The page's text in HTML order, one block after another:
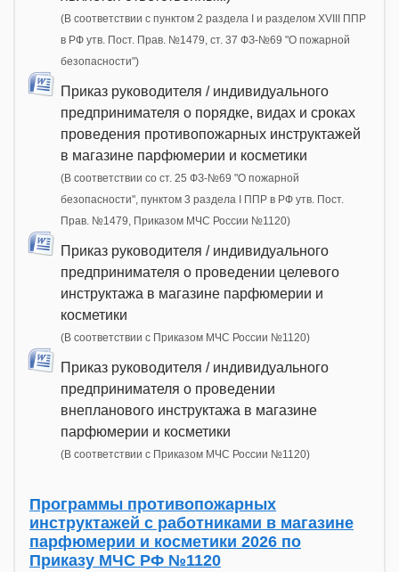
(В соответствии с пунктом 2 раздела I и разделом XVIII ППР
в РФ утв. Пост. Прав. №1479, ст. 37 ФЗ-№69 "О пожарной
безопасности")
Приказ руководителя / индивидуального
предпринимателя о порядке, видах и сроках
проведения противопожарных инструктажей
в магазине парфюмерии и косметики
(В соответствии со ст. 25 ФЗ-№69 "О пожарной
безопасности", пунктом 3 раздела I ППР в РФ утв. Пост.
Прав. №1479, Приказом МЧС России №1120)
Приказ руководителя / индивидуального
предпринимателя о проведении целевого
инструктажа в магазине парфюмерии и
косметики
(В соответствии с Приказом МЧС России №1120)
Приказ руководителя / индивидуального
предпринимателя о проведении
внепланового инструктажа в магазине
парфюмерии и косметики
(В соответствии с Приказом МЧС России №1120)
Программы противопожарных
инструктажей с работниками в магазине
парфюмерии и косметики 2026 по
Приказу МЧС РФ №1120